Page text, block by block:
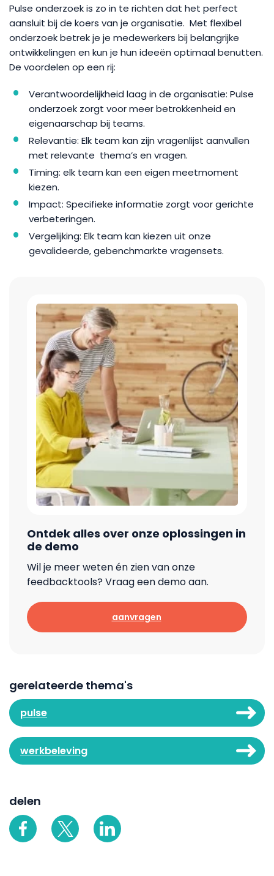
Pulse onderzoek is zo in te richten dat het perfect
aansluit bij de koers van je organisatie. Met flexibel
onderzoek betrek je je medewerkers bij belangrijke
ontwikkelingen en kun je hun ideeën optimaal benutten.
De voordelen op een rij:
Verantwoordelijkheid laag in de organisatie: Pulse
onderzoek zorgt voor meer betrokkenheid en
eigenaarschap bij teams.
Relevantie: Elk team kan zijn vragenlijst aanvullen
met relevante thema’s en vragen.
Timing: elk team kan een eigen meetmoment
kiezen.
Impact: Specifieke informatie zorgt voor gerichte
verbeteringen.
Vergelijking: Elk team kan kiezen uit onze
gevalideerde, gebenchmarkte vragensets.
Ontdek alles over onze oplossingen in
de demo
Wil je meer weten én zien van onze
feedbacktools? Vraag een demo aan.
aanvragen
gerelateerde thema's
pulse
werkbeleving
delen